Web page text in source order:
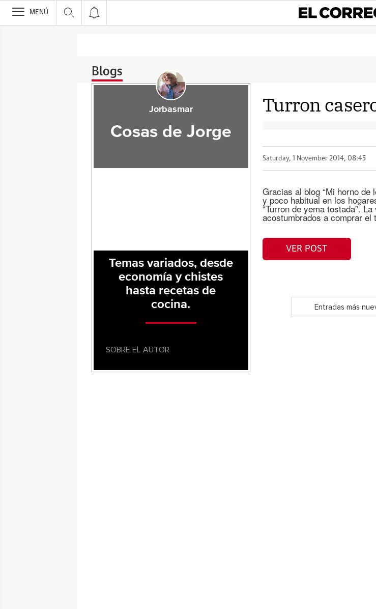
>
MENÚ
Blogs
Turron
Saturday, 1 November 2014, 08:45
Gracias al blog “Mi horno
y poco habitual en los
“Turron de yema tostada”.
acostumbrados a comprar
VER POST
Entradas más
Jorbasmar
Cosas de Jorge
Temas variados, desde
economía y chistes
hasta recetas de
cocina.
SOBRE EL AUTOR